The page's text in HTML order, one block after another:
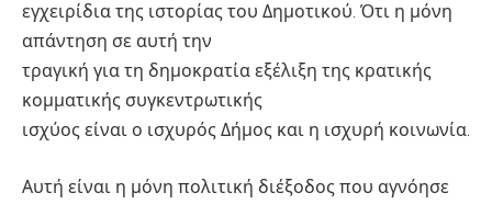
εγχειρίδια της ιστορίας του Δημοτικού. Ότι η μόνη
απάντηση σε αυτή την
τραγική για τη δημοκρατία εξέλιξη της κρατικής
κομματικής συγκεντρωτικής
ισχύος είναι ο ισχυρός Δήμος και η ισχυρή κοινωνία.
Αυτή είναι η μόνη πολιτική διέξοδος που αγνόησε